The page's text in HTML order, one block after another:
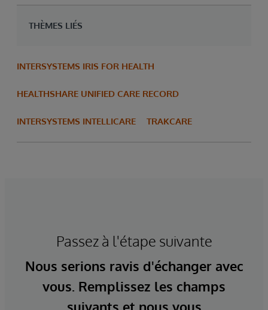
THÈMES LIÉS
INTERSYSTEMS IRIS FOR HEALTH
HEALTHSHARE UNIFIED CARE RECORD
INTERSYSTEMS INTELLICARE TRAKCARE
Passez à l'étape suivante
Nous serions ravis d'échanger avec
vous. Remplissez les champs
suivants et nous vous